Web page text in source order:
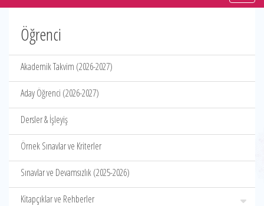
Öğrenci
Akademik Takvim (2026-2027)
Aday Öğrenci (2026-2027)
Dersler & İşleyiş
Örnek Sınavlar ve Kriterler
Sınavlar ve Devamsızlık (2025-2026)
Kitapçıklar ve Rehberler